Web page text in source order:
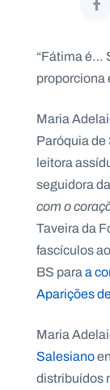
“Fátima é…
proporciona
Maria
Paróquia
leitora
seguidora
com o
Taveira da
fascículos
BS paraa
Aparições
Maria
Salesiano
distribuídos
O
T
A
C
I
O
A
S
a
e
s
a
n
.
p
t